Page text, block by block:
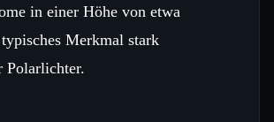
in einer Höhe von etwa
Merkmal stark
Polarlichter.